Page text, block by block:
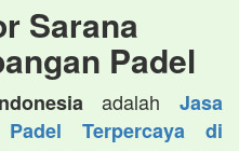
Sarana
Padel
adalah Jasa
Padel Terpercaya di